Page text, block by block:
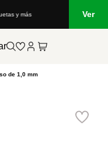
y más Ver
de 1,0 mm